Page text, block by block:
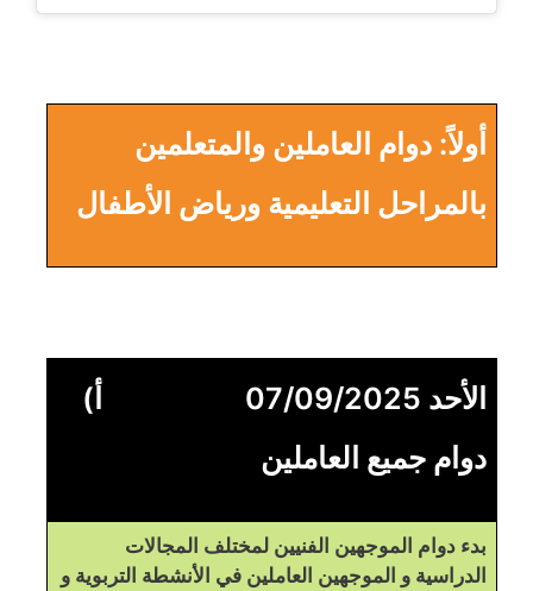
أولاً: دوام العاملين والمتعلمين
بالمراحل التعليمية ورياض الأطفال
الأحد 07/09/2025 أ)
دوام جميع العاملين
بدء دوام الموجهين الفنيين لمختلف المجالات
الدراسية و الموجهين العاملين في الأنشطة التربوية و